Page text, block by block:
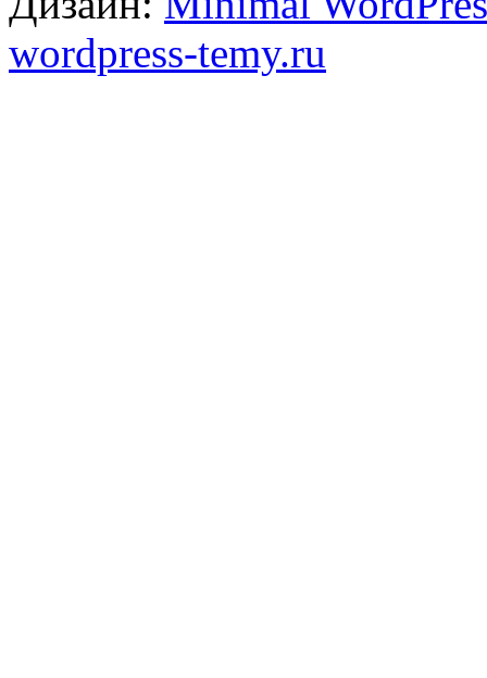
wordpress-temy.ru